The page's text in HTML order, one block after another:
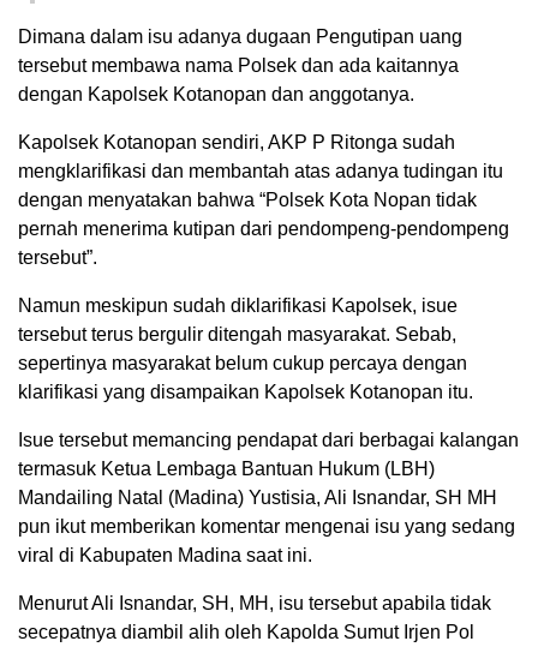
Dimana dalam isu adanya dugaan Pengutipan uang
tersebut membawa nama Polsek dan ada kaitannya
dengan Kapolsek Kotanopan dan anggotanya.
Kapolsek Kotanopan sendiri, AKP P Ritonga sudah
mengklarifikasi dan membantah atas adanya tudingan itu
dengan menyatakan bahwa “Polsek Kota Nopan tidak
pernah menerima kutipan dari pendompeng-pendompeng
tersebut”.
Namun meskipun sudah diklarifikasi Kapolsek, isue
tersebut terus bergulir ditengah masyarakat. Sebab,
sepertinya masyarakat belum cukup percaya dengan
klarifikasi yang disampaikan Kapolsek Kotanopan itu.
Isue tersebut memancing pendapat dari berbagai kalangan
termasuk Ketua Lembaga Bantuan Hukum (LBH)
Mandailing Natal (Madina) Yustisia, Ali Isnandar, SH MH
pun ikut memberikan komentar mengenai isu yang sedang
viral di Kabupaten Madina saat ini.
Menurut Ali Isnandar, SH, MH, isu tersebut apabila tidak
secepatnya diambil alih oleh Kapolda Sumut Irjen Pol